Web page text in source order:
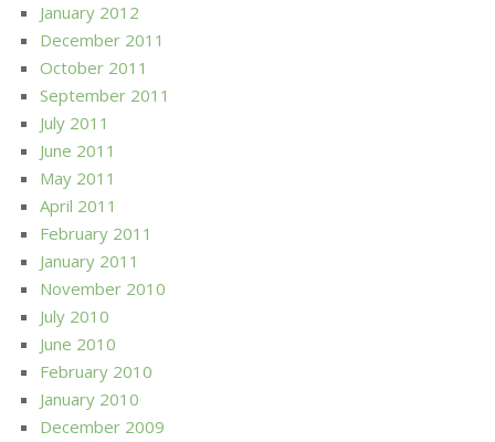
January 2012
December 2011
October 2011
September 2011
July 2011
June 2011
May 2011
April 2011
February 2011
January 2011
November 2010
July 2010
June 2010
February 2010
January 2010
December 2009